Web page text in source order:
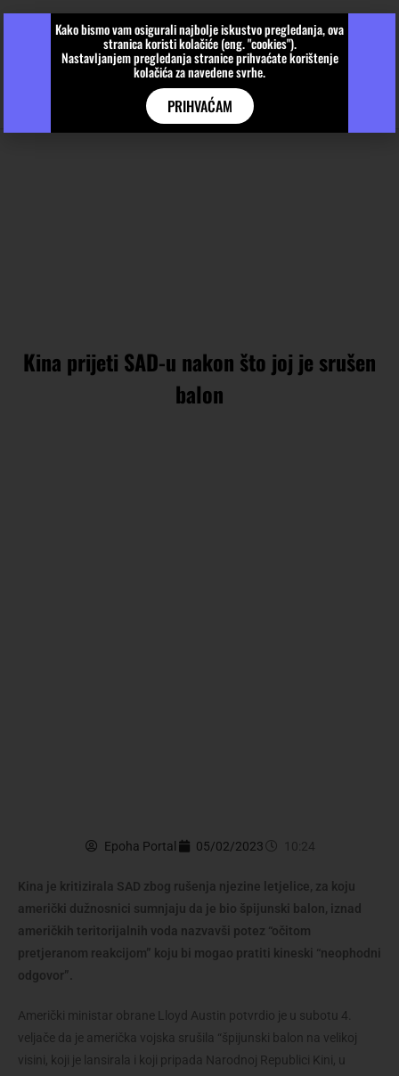
Kina prijeti SAD-u nakon što joj je srušen
balon
Epoha Portal 05/02/2023 10:24
Kina je kritizirala SAD zbog rušenja njezine letjelice, za koju
američki dužnosnici sumnjaju da je bio špijunski balon, iznad
američkih teritorijalnih voda nazvavši potez “očitom
pretjeranom reakcijom” koju bi mogao pratiti kineski “neophodni
odgovor”.
Američki ministar obrane Lloyd Austin potvrdio je u subotu 4.
veljače da je američka vojska srušila “špijunski balon na velikoj
visini, koji je lansirala i koji pripada Narodnoj Republici Kini, u
Kako bismo vam osigurali najbolje iskustvo pregledanja, ova
stranica koristi kolačiće (eng. "cookies").
Nastavljanjem pregledanja stranice prihvaćate korištenje
kolačića za navedene svrhe.
PRIHVAĆAM